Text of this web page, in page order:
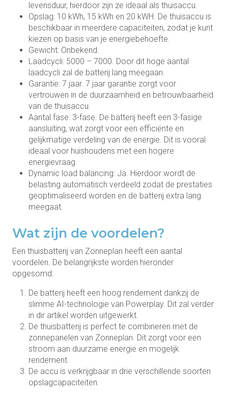
levensduur, hierdoor zijn ze ideaal als thuisaccu.
Opslag: 10 kWh, 15 kWh en 20 kWH. De thuisaccu is
beschikbaar in meerdere capaciteiten, zodat je kunt
kiezen op basis van je energiebehoefte.
Gewicht: Onbekend.
Laadcycli: 5000 – 7000. Door dit hoge aantal
laadcycli zal de batterij lang meegaan.
Garantie: 7 jaar. 7 jaar garantie zorgt voor
vertrouwen in de duurzaamheid en betrouwbaarheid
van de thuisaccu.
Aantal fase: 3-fase. De batterij heeft een 3-fasige
aansluiting, wat zorgt voor een efficiënte en
gelijkmatige verdeling van de energie. Dit is vooral
ideaal voor huishoudens met een hogere
energievraag.
Dynamic load balancing: Ja. Hierdoor wordt de
belasting automatisch verdeeld zodat de prestaties
geoptimaliseerd worden en de batterij extra lang
meegaat.
Wat zijn de voordelen?
Een thuisbatterij van Zonneplan heeft een aantal
voordelen. De belangrijkste worden hieronder
opgesomd.
De batterij heeft een hoog rendement dankzij de
slimme AI-technologie van Powerplay. Dit zal verder
in dir artikel worden uitgewerkt.
De thuisbatterij is perfect te combineren met de
zonnepanelen van Zonneplan. Dit zorgt voor een
stroom aan duurzame energie en mogelijk
rendement.
De accu is verkrijgbaar in drie verschillende soorten
opslagcapaciteiten.